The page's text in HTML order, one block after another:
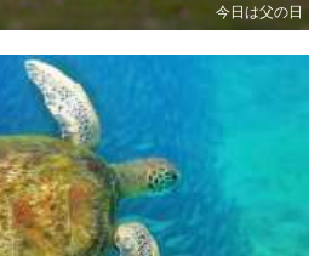
今日は父の日